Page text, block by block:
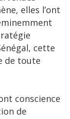
elles l’ont
cette
de toute
conscience
de